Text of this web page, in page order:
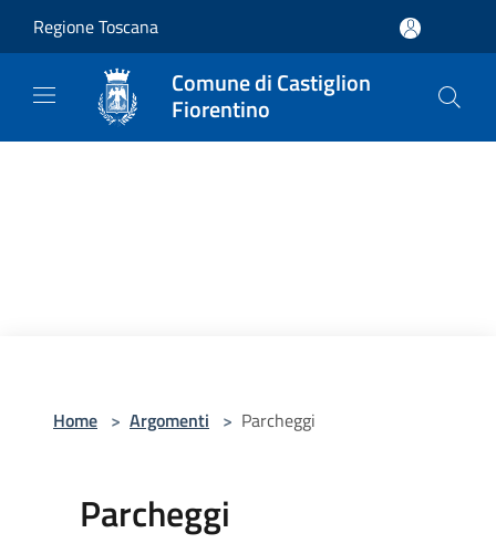
Regione Toscana
Comune di Castiglion
Fiorentino
Home > Argomenti > Parcheggi
Parcheggi